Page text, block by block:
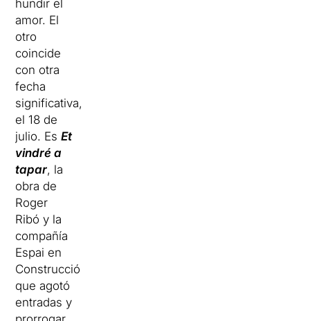
hundir el
amor. El
otro
coincide
con otra
fecha
significativa,
el 18 de
julio. EsEt
vindré a
tapar, la
obra de
Roger
Ribó y la
compañía
Espai en
Construcció
que agotó
entradas y